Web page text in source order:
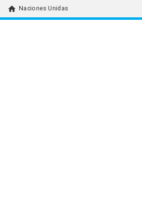
home Naciones Unidas